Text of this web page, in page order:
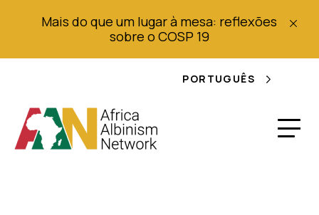
Mais do que um lugar à mesa: reflexões
sobre o COSP 19
PORTUGUÊS